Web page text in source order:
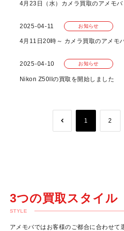
2025-04-11 お知らせ
2025-04-10 お知らせ
Nikon Z50IIの買取を開始しました
1 2
3つの買取スタイル
STYLE
アメモバではお客様のご都合に合わせて